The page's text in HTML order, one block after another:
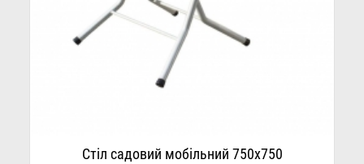
Стіл садовий мобільний 750х750